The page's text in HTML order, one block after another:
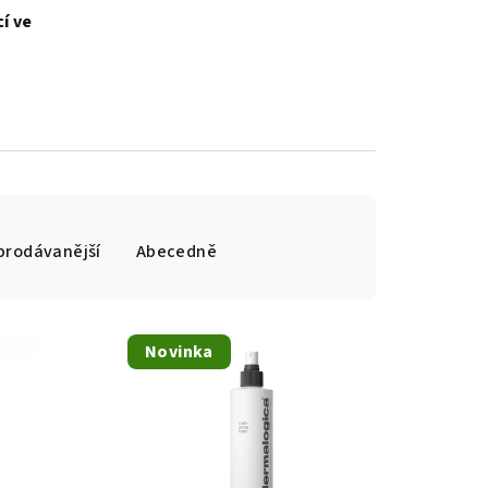
ve
Abecedně
Novinka